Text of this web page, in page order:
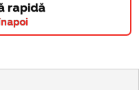
rapidă